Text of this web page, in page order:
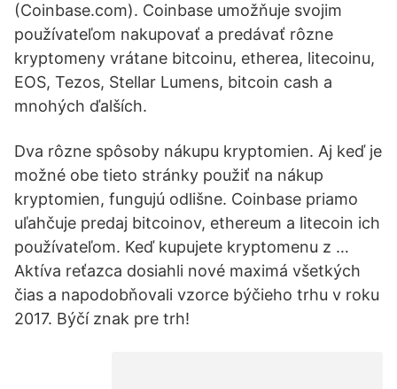
(Coinbase.com). Coinbase umožňuje svojim
používateľom nakupovať a predávať rôzne
kryptomeny vrátane bitcoinu, etherea, litecoinu,
EOS, Tezos, Stellar Lumens, bitcoin cash a
mnohých ďalších.
Dva rôzne spôsoby nákupu kryptomien. Aj keď je
možné obe tieto stránky použiť na nákup
kryptomien, fungujú odlišne. Coinbase priamo
uľahčuje predaj bitcoinov, ethereum a litecoin ich
používateľom. Keď kupujete kryptomenu z …
Aktíva reťazca dosiahli nové maximá všetkých
čias a napodobňovali vzorce býčieho trhu v roku
2017. Býčí znak pre trh!